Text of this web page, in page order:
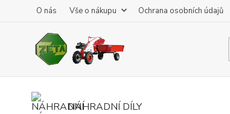
O nás Vše o nákupu Ochrana osobních údajů
NÁHRADNÍ DÍLY